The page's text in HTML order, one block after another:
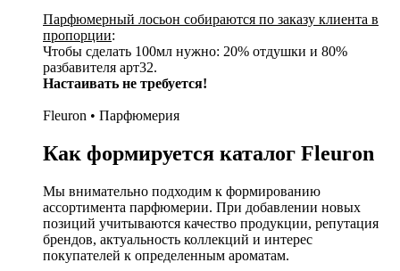
Парфюмерный лосьон собираются по заказу клиента в
пропорции:
Чтобы сделать 100мл нужно: 20% отдушки и 80%
разбавителя арт32.
Настаивать не требуется!
Fleuron • Парфюмерия
Как формируется каталог Fleuron
Мы внимательно подходим к формированию
ассортимента парфюмерии. При добавлении новых
позиций учитываются качество продукции, репутация
брендов, актуальность коллекций и интерес
покупателей к определенным ароматам.